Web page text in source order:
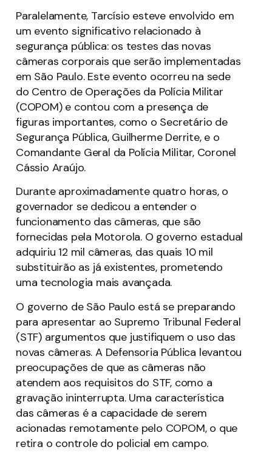
Paralelamente, Tarcísio esteve envolvido em
um evento significativo relacionado à
segurança pública: os testes das novas
câmeras corporais que serão implementadas
em São Paulo. Este evento ocorreu na sede
do Centro de Operações da Polícia Militar
(COPOM) e contou com a presença de
figuras importantes, como o Secretário de
Segurança Pública, Guilherme Derrite, e o
Comandante Geral da Polícia Militar, Coronel
Cássio Araújo.
Durante aproximadamente quatro horas, o
governador se dedicou a entender o
funcionamento das câmeras, que são
fornecidas pela Motorola. O governo estadual
adquiriu 12 mil câmeras, das quais 10 mil
substituirão as já existentes, prometendo
uma tecnologia mais avançada.
O governo de São Paulo está se preparando
para apresentar ao Supremo Tribunal Federal
(STF) argumentos que justifiquem o uso das
novas câmeras. A Defensoria Pública levantou
preocupações de que as câmeras não
atendem aos requisitos do STF, como a
gravação ininterrupta. Uma característica
das câmeras é a capacidade de serem
acionadas remotamente pelo COPOM, o que
retira o controle do policial em campo.